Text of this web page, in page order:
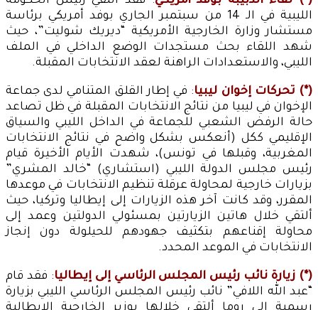
الليبية في الـ 14 من سبتمبر الجاري بوفد أمريكي برئاسة
مستشار وزارة الخارجية الأمريكية “ديريك شوليت”، حيث
شهد اللقاء بحث مستجدات الوضع الداخلي في الملف
الليبي، والاستعدادات الراهنة لعقد الانتخابات المقبلة.
(*) تحركات إخوان ليبيا: في إطار القلق المتنامي لدى جماعة
الإخوان في ليبيا من نتائج الانتخابات المقبلة في ظل تصاعد
حالة الرفض الشعبي للجماعة في الداخل الليبي والسياق
الإقليمي ككل (أنعكس بشكل واضح في نتائج الانتخابات
المغربية، وقبلها في تونس)، شهدت الأيام الأخيرة قيام
رئيس مجلس الدولة الليبي (استشاري) “خالد المشري”
بزيارات خارجية لمحاولة عرقلة تنظيم الانتخابات في موعدها
المقرر، وقد كانت آخر هذه الزيارات إلى إيطاليا وتركيا، حيث
ألتقي خلال هاتين الزيارتين بمسئولي الدولتين وعمد إلى
محاولة إقناعهم بتكثيف جهودهم للحيلولة دون إنجاز
الانتخابات في الموعد المحدد.
(*) زيارة نائب رئيس المجلس الرئاسي إلى إيطاليا: فقد قام
“عبد الله اللافي” نائب رئيس المجلس الرئاسي الليبي بزيارة